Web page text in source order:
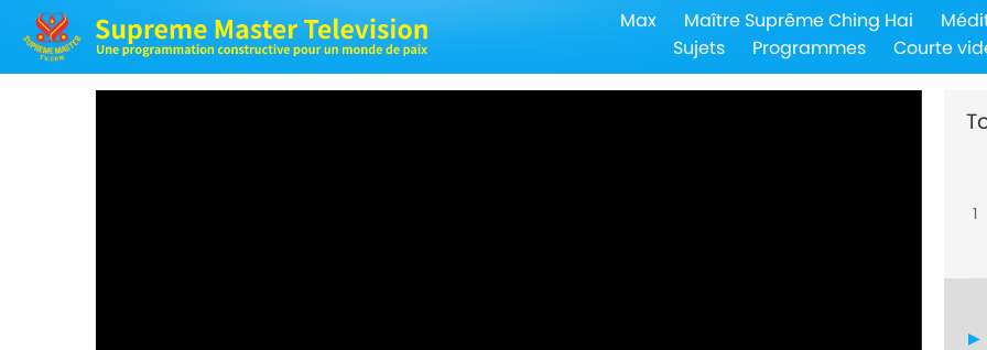
Max Maître Suprême Ching Hai
Sujets
Programmes Courte
1